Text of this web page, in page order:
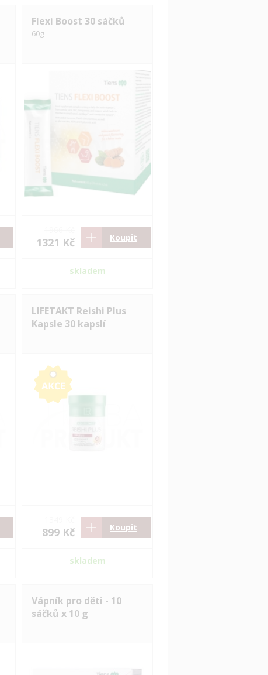
Flexi Boost 30 sáčků
60g
1321 Kč Koupit
skladem
LIFETAKT Reishi Plus
Kapsle 30 kapslí
899 Kč Koupit
skladem
Vápník pro děti - 10
sáčků x 10 g